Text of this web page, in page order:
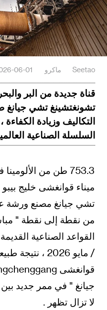
Seetao ماكرو 06-01 10:56
قناة جديدة من البر
تشونغتشينغ تشي جيانغ
التكاليف وزيادة
السلسلة الصناعية
ميناء قوانغشى خليج
تشي جيانغ مصنع ورشة
من نقطة إلى نقطة "
/ مايو 2026 ،
جيانغ " في ممر جديد
لا تزال تظهر .